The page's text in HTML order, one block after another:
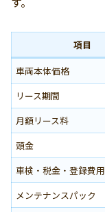
項目
車両本体価格
リース期間
月額リース料
頭金
車検・税金・登録費用
メンテナンスパック